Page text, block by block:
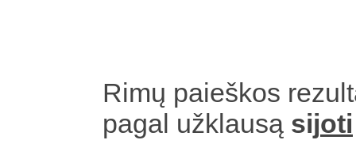
Rimų paieškos
pagal užklausą sijoti